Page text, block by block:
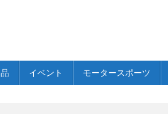
イベント モータースポーツ